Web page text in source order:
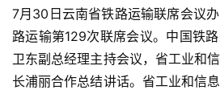
7月30日云南省铁路运输联席会议
路运输第129次联席会议。中国铁
卫东副总经理主持会议，省工业和
长浦丽合作总结讲话。省工业和信